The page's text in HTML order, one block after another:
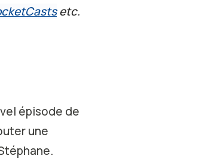
etc.
épisode de
une